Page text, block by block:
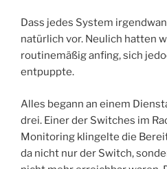
Dass jedes System
natürlich vor. Neulich hatten
routinemäßig anfing, sich
entpuppte.
Alles begann an einem
drei. Einer der Switches im
Monitoring klingelte die
da nicht nur der Switch,